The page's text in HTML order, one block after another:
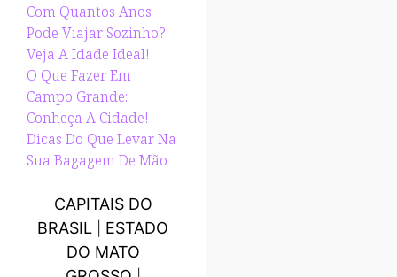
Com Quantos Anos
Pode Viajar Sozinho?
Veja A Idade Ideal!
O Que Fazer Em
Campo Grande:
Conheça A Cidade!
Dicas Do Que Levar Na
Sua Bagagem De Mão
CAPITAIS DO
BRASIL
ESTADO
DO MATO